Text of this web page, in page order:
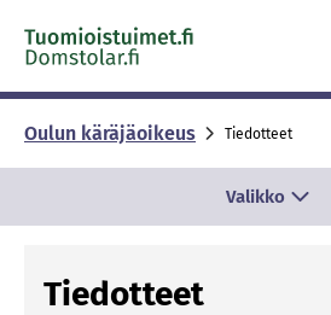
Skip to content -saavutettavuusohje
Oulun käräjäoikeus Tiedotteet
Valikko
Tiedotteet